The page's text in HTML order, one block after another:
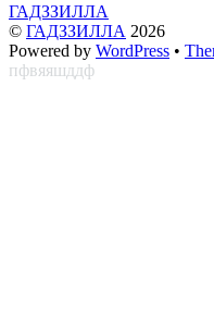
ГАДЗЗИЛЛА
© ГАДЗЗИЛЛА 2026
Powered by WordPress •
пфвяяшддф